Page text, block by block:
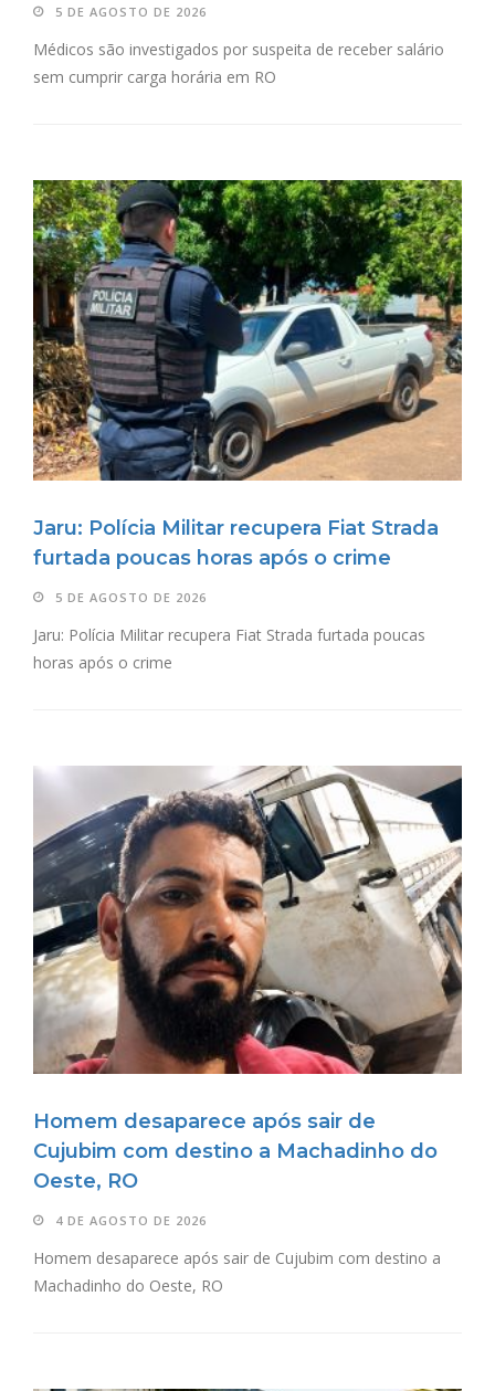
5 DE AGOSTO DE 2026
Médicos são investigados por suspeita de receber salário
sem cumprir carga horária em RO
Jaru: Polícia Militar recupera Fiat Strada
furtada poucas horas após o crime
5 DE AGOSTO DE 2026
Jaru: Polícia Militar recupera Fiat Strada furtada poucas
horas após o crime
Homem desaparece após sair de
Cujubim com destino a Machadinho do
Oeste, RO
4 DE AGOSTO DE 2026
Homem desaparece após sair de Cujubim com destino a
Machadinho do Oeste, RO